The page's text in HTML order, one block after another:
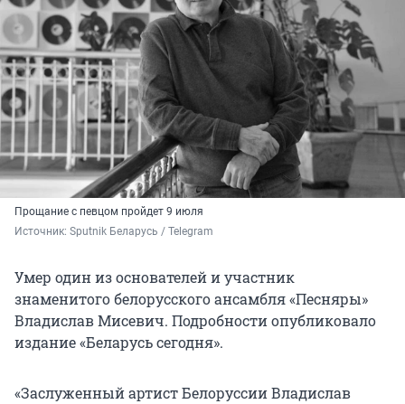
Прощание с певцом пройдет 9 июля
Источник: Sputnik Беларусь / Telegram
Умер один из основателей и участник
знаменитого белорусского ансамбля «Песняры»
Владислав Мисевич. Подробности опубликовало
издание «Беларусь сегодня».
«Заслуженный артист Белоруссии Владислав